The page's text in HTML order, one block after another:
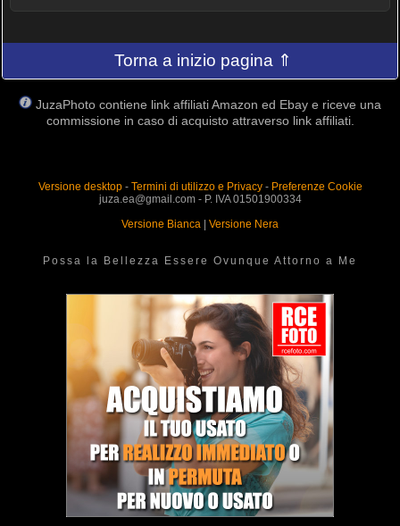
Torna a inizio pagina ⇑
JuzaPhoto contiene link affiliati Amazon ed Ebay e riceve una
commissione in caso di acquisto attraverso link affiliati.
Versione desktop- Termini di utilizzo e Privacy- Preferenze Cookie
juza.ea@gmail.com - P. IVA 01501900334
Versione Bianca
Versione Nera
Possa la Bellezza Essere Ovunque Attorno a Me